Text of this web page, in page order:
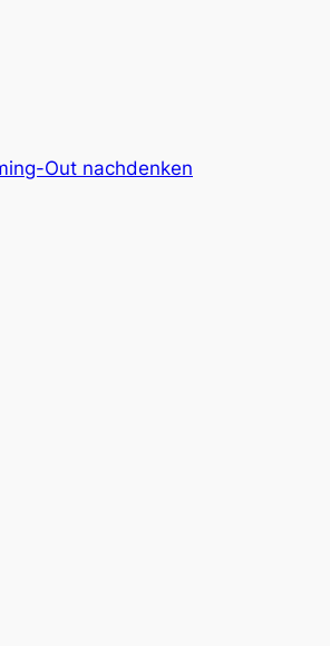
Out nachdenken